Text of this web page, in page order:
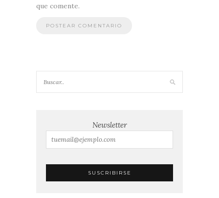
que comente.
Newsletter